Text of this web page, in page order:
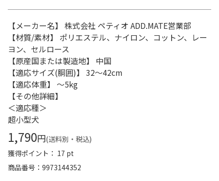
【メーカー名】 株式会社 ペティオ ADD.MATE営業部
【材質/素材】 ポリエステル、ナイロン、コットン、レー
ヨン、セルロース
【原産国または製造地】 中国
【適応サイズ(胴囲)】 32～42cm
【適応体重】 ～5kg
【その他詳細】
＜適応種＞
超小型犬
1,790円(送料別・税込)
獲得ポイント： 17 pt
商品番号
9973144352